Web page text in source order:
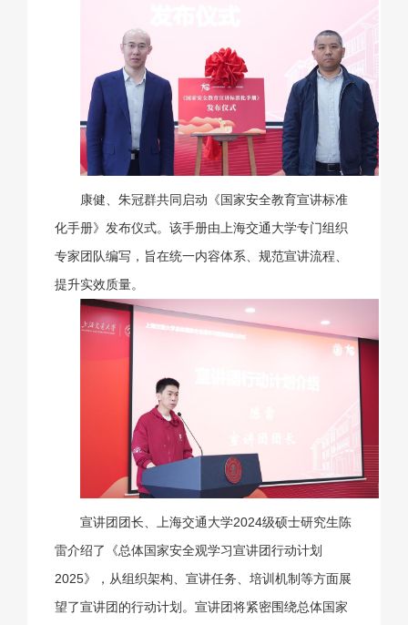
康健、朱冠群共同启动《国家安全教育宣讲标准
化手册》发布仪式。该手册由上海交通大学专门组织
专家团队编写，旨在统一内容体系、规范宣讲流程、
提升实效质量。
宣讲团团长、上海交通大学2024级硕士研究生陈
雷介绍了《总体国家安全观学习宣讲团行动计划
2025》，从组织架构、宣讲任务、培训机制等方面展
望了宣讲团的行动计划。宣讲团将紧密围绕总体国家